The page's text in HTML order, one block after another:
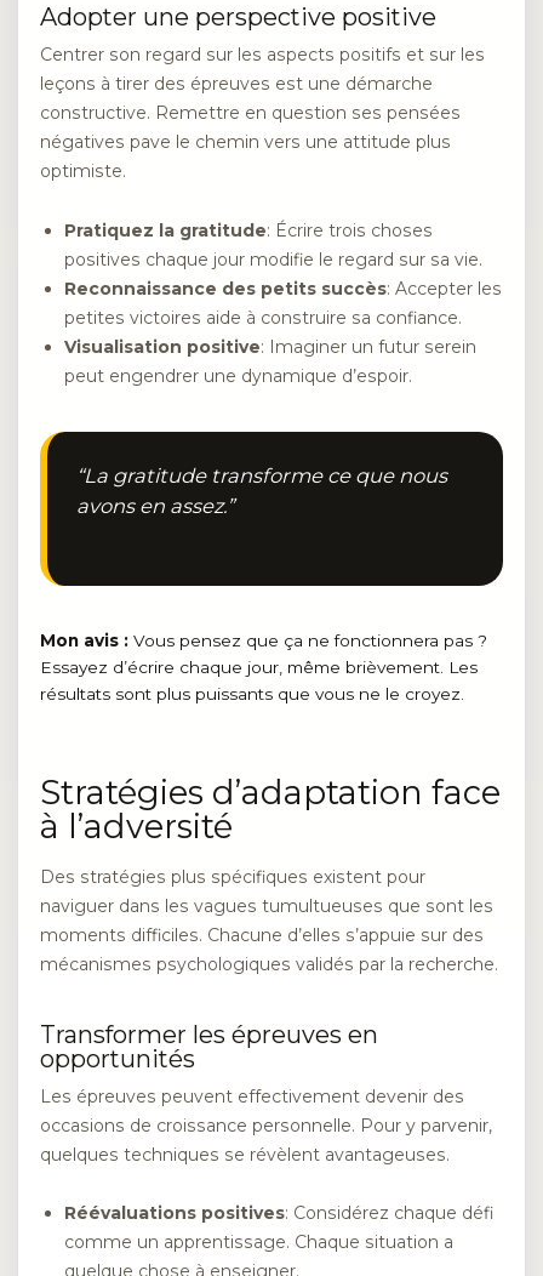
Adopter une perspective positive
Centrer son regard sur les aspects positifs et sur les
leçons à tirer des épreuves est une démarche
constructive. Remettre en question ses pensées
négatives pave le chemin vers une attitude plus
optimiste.
Pratiquez la gratitude: Écrire trois choses
positives chaque jour modifie le regard sur sa vie.
Reconnaissance des petits succès: Accepter les
petites victoires aide à construire sa confiance.
Visualisation positive: Imaginer un futur serein
peut engendrer une dynamique d’espoir.
“La gratitude transforme ce que nous
avons en assez.”
Mon avis : Vous pensez que ça ne fonctionnera pas ?
Essayez d’écrire chaque jour, même brièvement. Les
résultats sont plus puissants que vous ne le croyez.
Stratégies d’adaptation face
à l’adversité
Des stratégies plus spécifiques existent pour
naviguer dans les vagues tumultueuses que sont les
moments difficiles. Chacune d’elles s’appuie sur des
mécanismes psychologiques validés par la recherche.
Transformer les épreuves en
opportunités
Les épreuves peuvent effectivement devenir des
occasions de croissance personnelle. Pour y parvenir,
quelques techniques se révèlent avantageuses.
Réévaluations positives: Considérez chaque défi
comme un apprentissage. Chaque situation a
quelque chose à enseigner.